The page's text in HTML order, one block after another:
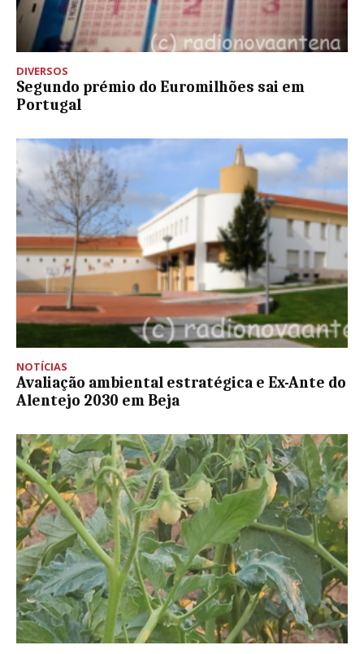
DIVERSOS
Segundo prémio do Euromilhões sai em
Portugal
NOTÍCIAS
Avaliação ambiental estratégica e Ex-Ante do
Alentejo 2030 em Beja